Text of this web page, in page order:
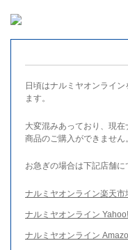
日頃はナルミヤオンライ
ます。
大変混みあっており、現
商品のご購入ができません。
お急ぎの場合は下記店舗に
ナルミヤオンライン楽天市
ナルミヤオンライン
ナルミヤオンライン